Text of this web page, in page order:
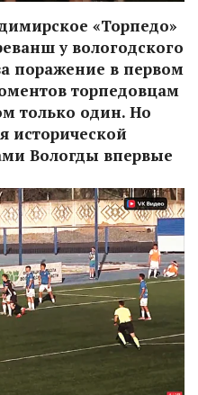
«Торпедо»
у вологодского
поражение в первом
торпедовцам
только один. Но
исторической
Вологды впервые